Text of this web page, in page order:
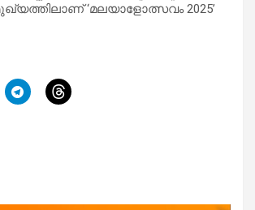
‘മലയാളോത്സവം 2025’